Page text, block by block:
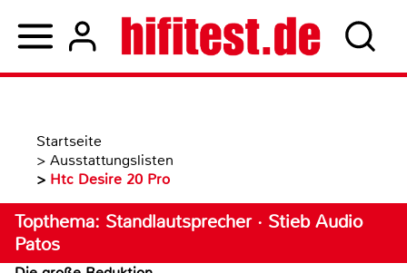
Startseite
> Ausstattungslisten
> Htc Desire 20 Pro
Topthema: Standlautsprecher · Stieb Audio
Patos